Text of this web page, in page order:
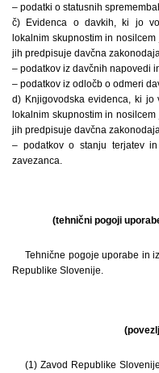
– podatki o statusnih
č) Evidenca o davkih, ki jo
lokalnim skupnostim in
jih predpisuje davčna
– podatkov iz davčnih napovedi
– podatkov iz odločb o odmeri
d) Knjigovodska evidenca, ki jo
lokalnim skupnostim in
jih predpisuje davčna
– podatkov o stanju terjatev
zavezanca.
(tehnični pogoji
Tehnične pogoje uporabe in
Republike Slovenije.
(1) Zavod Republike